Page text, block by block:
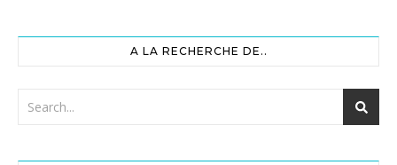
A LA RECHERCHE DE..